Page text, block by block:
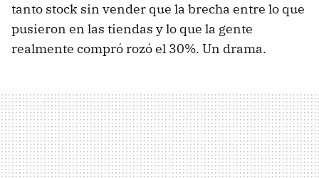
tanto stock sin vender que la brecha entre lo que
pusieron en las tiendas y lo que la gente
realmente compró rozó el 30%. Un drama.